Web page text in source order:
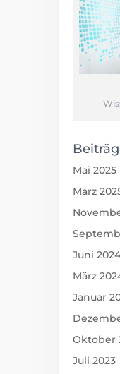
Mai 2025
März
Juni 2024
März
Januar
Oktober
Juli 2023